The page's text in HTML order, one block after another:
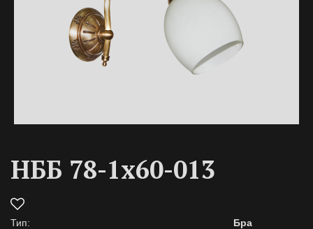
НББ 78-1х60-013
Тип:
Бра